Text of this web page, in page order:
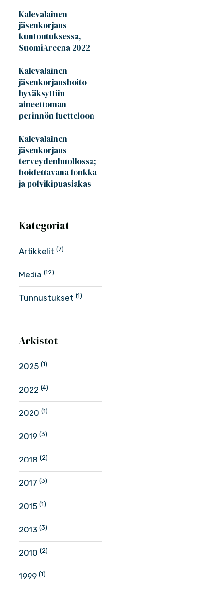
Kalevalainen
jäsenkorjaus
kuntoutuksessa,
SuomiAreena 2022
Kalevalainen
jäsenkorjaushoito
hyväksyttiin
aineettoman
perinnön luetteloon
Kalevalainen
jäsenkorjaus
terveydenhuollossa;
hoidettavana lonkka-
ja polvikipuasiakas
Kategoriat
Artikkelit (7)
Media (12)
Tunnustukset (1)
Arkistot
2025 (1)
2022 (4)
2020 (1)
2019 (3)
2018 (2)
2017 (3)
2015 (1)
2013 (3)
2010 (2)
1999 (1)